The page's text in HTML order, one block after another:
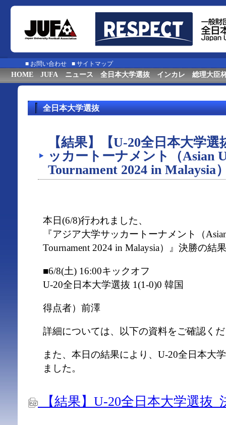
■ お問い合わせ ■ サイトマップ
HOME JUFA ニュース 全日本大学選抜 インカレ 総理大臣
全日本大学選抜
【結果】【U-20全日本大学
ッカートーナメント（Asian
Tournament 2024 in Malaysia
本日(6/8)行われました、
『アジア⼤学サッカートーナメント（
Tournament 2024 in Malaysia）』決勝の結
■6/8(土) 16:00キックオフ
U-20全日本大学選抜 1(1-0)0 韓国
得点者）前澤
詳細については、以下の資料をご確認く
また、本日の結果により、U-20全日本大
ました。
【結果】U-20全日本大学選抜_